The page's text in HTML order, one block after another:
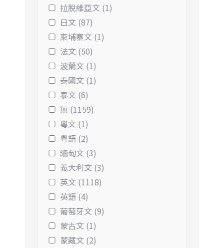
拉脫維亞文 (1)
日文 (87)
柬埔寨文 (1)
法文 (50)
波蘭文 (1)
泰國文 (1)
泰文 (6)
無 (1159)
粵文 (1)
粵語 (2)
緬甸文 (3)
義大利文 (3)
英文 (1118)
英語 (4)
葡萄牙文 (9)
蒙古文 (1)
蒙藏文 (2)